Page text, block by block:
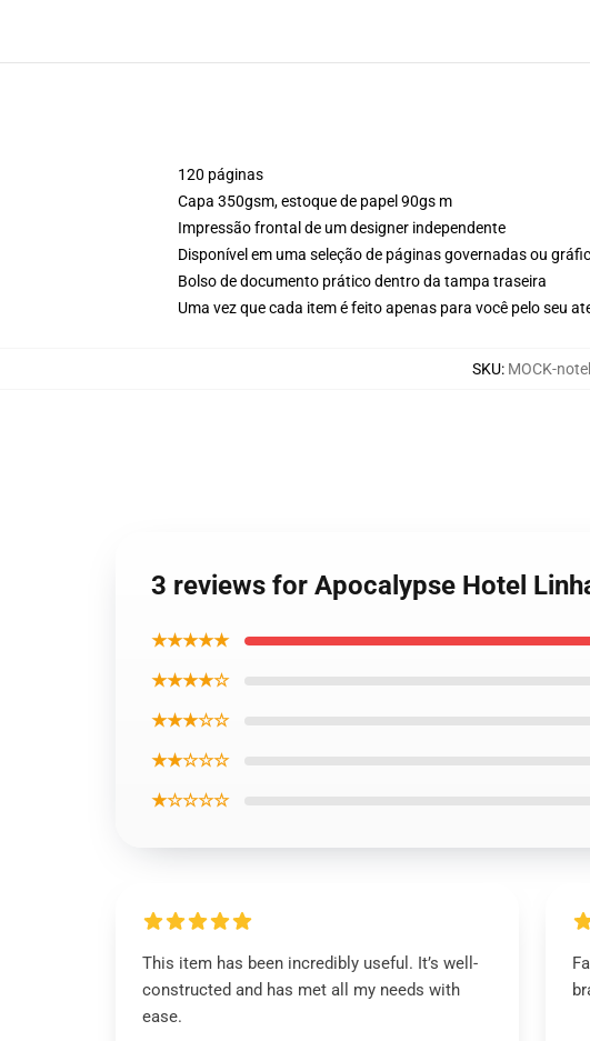
120 páginas
Capa 350gsm, estoque de papel 90gs m
Impressão frontal de um designer independente
Disponível em uma seleção de páginas governadas ou
Bolso de documento prático dentro da tampa traseira
Uma vez que cada item é feito apenas para você pelo seu
SKU: MOCK-
3 reviews for Apocalypse Hotel
★★★★★
★★★★☆
★★★☆☆
★★☆☆☆
★☆☆☆☆
This item has been incredibly useful. It’s well-
constructed and has met all my needs with
ease.